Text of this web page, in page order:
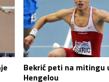
Bekrić peti na mitingu
Hengelou